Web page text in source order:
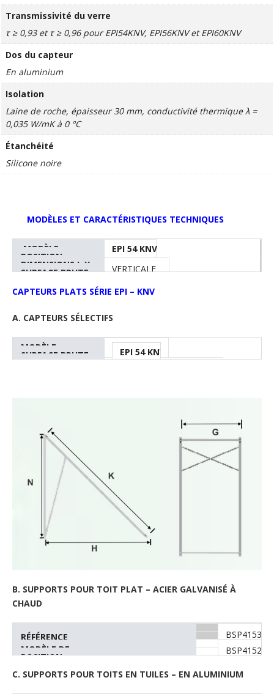
Transmissivité du verre
τ ≥ 0,93 et τ ≥ 0,96 pour EPI54KNV, EPI56KNV et EPI60KNV
Dos du capteur
En aluminium
Isolation
Laine de roche, épaisseur 30 mm, conductivité thermique λ =
0,035 W/mK à 0 °C
Étanchéité
Silicone noire
MODÈLES ET CARACTÉRISTIQUES TECHNIQUES
MODÈLE
POSITION
DIMENSIONS L X
H X L (MM X MM
SURFACE BRUTE
(M²)
VOLUME (LT)
POIDS À VIDE
EPI 54 KNV
VERTICALE
1250 x 2000 x 85
1.70
CAPTEURS PLATS SÉRIE EPI – KNV
A. CAPTEURS SÉLECTIFS
MODÈLE
SURFACE BRUTE
EPI 54 KNV
B. SUPPORTS POUR TOIT PLAT – ACIER GALVANISÉ À
CHAUD
RÉFÉRENCE
MODÈLE DE
CAPTEUR
POSITION
H X L (MM X MM
DIMENSIONS
(MM)
(MM)
K
BSP4153
BSP4152
C. SUPPORTS POUR TOITS EN TUILES – EN ALUMINIUM